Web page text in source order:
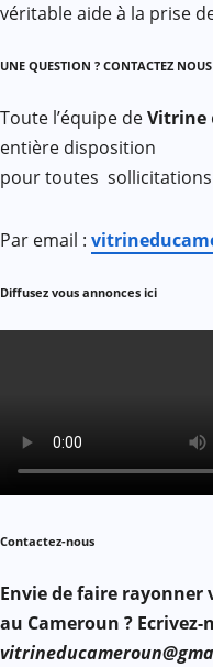
véritable aide à la prise
UNE QUESTION ? CONTACTEZ NOUS
Toute l’équipe deVitrine
entière disposition
pour toutes
Par email :
Diffusez vous annonces ici
Contactez-nous
Envie de faire
au Cameroun ? Ecrivez-